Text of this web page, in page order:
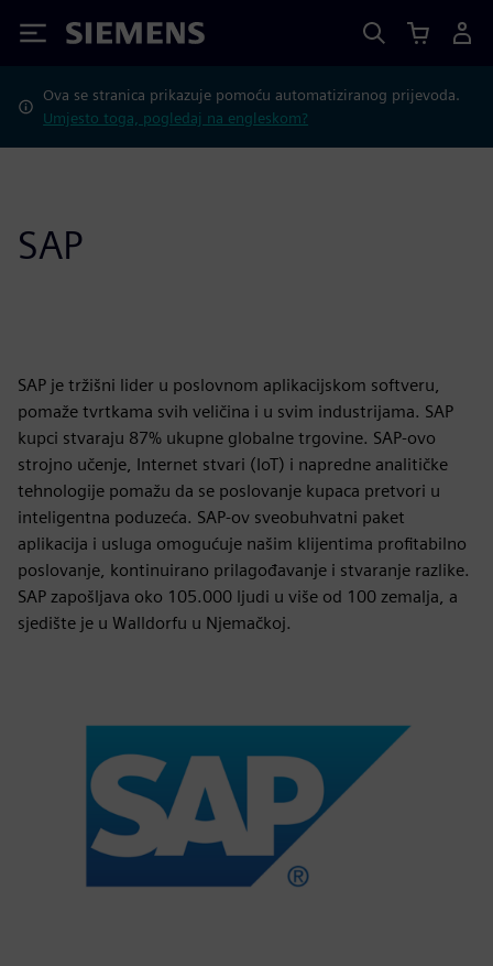
Siemens
Ova se stranica prikazuje pomoću automatiziranog prijevoda.
Umjesto toga, pogledaj na engleskom?
SAP
SAP je tržišni lider u poslovnom aplikacijskom softveru,
pomaže tvrtkama svih veličina i u svim industrijama. SAP
kupci stvaraju 87% ukupne globalne trgovine. SAP-ovo
strojno učenje, Internet stvari (IoT) i napredne analitičke
tehnologije pomažu da se poslovanje kupaca pretvori u
inteligentna poduzeća. SAP-ov sveobuhvatni paket
aplikacija i usluga omogućuje našim klijentima profitabilno
poslovanje, kontinuirano prilagođavanje i stvaranje razlike.
SAP zapošljava oko 105.000 ljudi u više od 100 zemalja, a
sjedište je u Walldorfu u Njemačkoj.